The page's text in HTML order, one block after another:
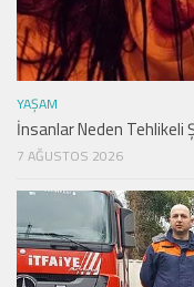
YAŞAM
İnsanlar Neden Tehlikeli
7 AĞUSTOS 2026